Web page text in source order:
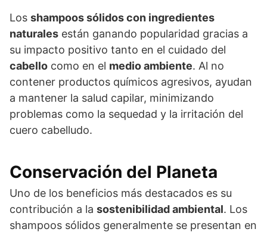
Los shampoos sólidos con ingredientes
naturales están ganando popularidad gracias a
su impacto positivo tanto en el cuidado del
cabello como en el medio ambiente. Al no
contener productos químicos agresivos, ayudan
a mantener la salud capilar, minimizando
problemas como la sequedad y la irritación del
cuero cabelludo.
Conservación del Planeta
Uno de los beneficios más destacados es su
contribución a la sostenibilidad ambiental. Los
shampoos sólidos generalmente se presentan en